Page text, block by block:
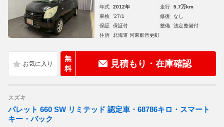
年式 2012年 走行
5.7万km
車検
'27/1 修復
なし
保証
保証付 整備
法定整備付
住所
北海道 河東郡音更町
無
料
見積もり・在庫確認
スズキ
パレット 660 SW リミテッド 認定車・68786キロ・スマート
キー・バック